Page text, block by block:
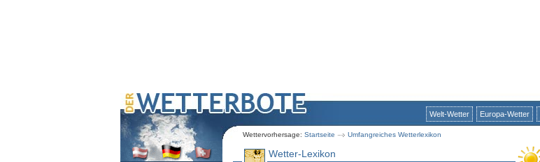
Welt-Wetter Europa-Wetter
Wettervorhersage: Startseite Umfangreiches Wetterlexikon
Wetter-Lexikon